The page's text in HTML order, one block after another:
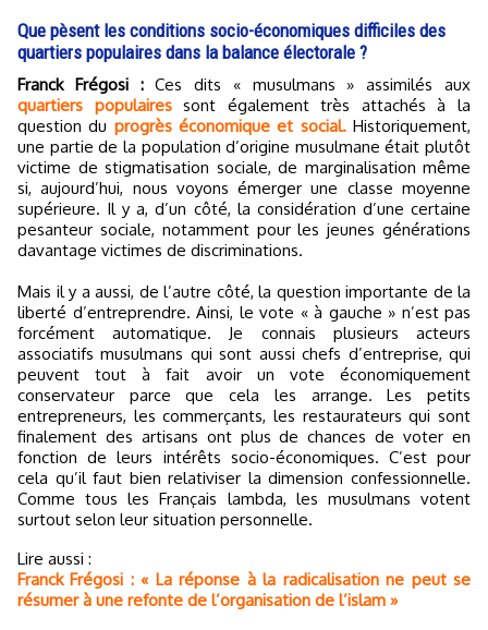
Que pèsent les conditions socio-économiques difficiles des
quartiers populaires dans la balance électorale ?
Franck Frégosi :Ces dits « musulmans » assimilés aux
quartiers populairessont également très attachés à la
question du progrès économique et social.Historiquement,
une partie de la population d’origine musulmane était plutôt
victime de stigmatisation sociale, de marginalisation même
si, aujourd’hui, nous voyons émerger une classe moyenne
supérieure. Il y a, d’un côté, la considération d’une certaine
pesanteur sociale, notamment pour les jeunes générations
davantage victimes de discriminations.
Mais il y a aussi, de l’autre côté, la question importante de la
liberté d’entreprendre. Ainsi, le vote « à gauche » n’est pas
forcément automatique. Je connais plusieurs acteurs
associatifs musulmans qui sont aussi chefs d’entreprise, qui
peuvent tout à fait avoir un vote économiquement
conservateur parce que cela les arrange. Les petits
entrepreneurs, les commerçants, les restaurateurs qui sont
finalement des artisans ont plus de chances de voter en
fonction de leurs intérêts socio-économiques. C’est pour
cela qu’il faut bien relativiser la dimension confessionnelle.
Comme tous les Français lambda, les musulmans votent
surtout selon leur situation personnelle.
Lire aussi :
Franck Frégosi : « La réponse à la radicalisation ne peut se
résumer à une refonte de l’organisation de l’islam »